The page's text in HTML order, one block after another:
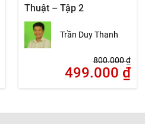
Thuật – Tập 2
Trần Duy Thanh
800.000₫
499.000 ₫